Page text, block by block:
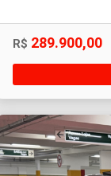
R$ 289.900,00